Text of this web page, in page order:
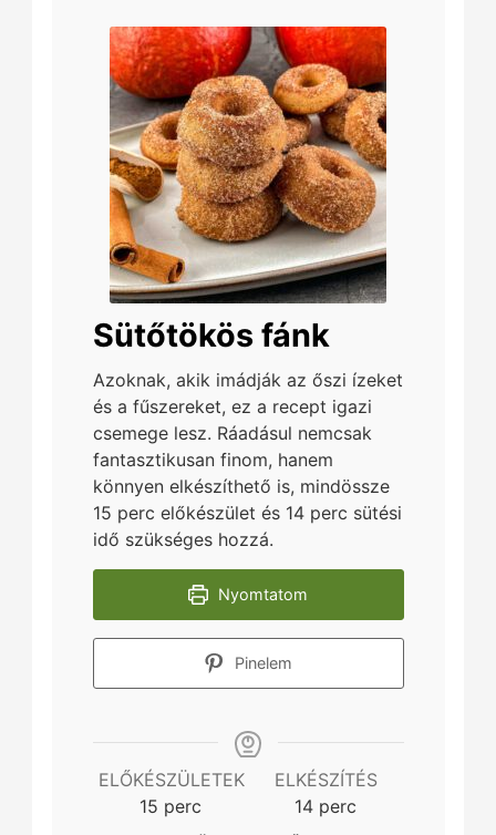
Sütőtökös fánk
Azoknak, akik imádják az őszi ízeket
és a fűszereket, ez a recept igazi
csemege lesz. Ráadásul nemcsak
fantasztikusan finom, hanem
könnyen elkészíthető is, mindössze
15 perc előkészület és 14 perc sütési
idő szükséges hozzá.
Nyomtatom
Pinelem
ELŐKÉSZÜLETEK
15minutes
perc
ELKÉSZÍTÉS
14minutes
perc